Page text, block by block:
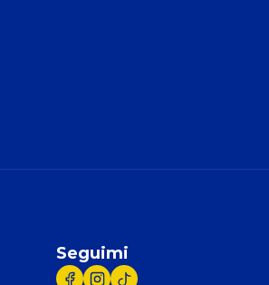
Seguimi